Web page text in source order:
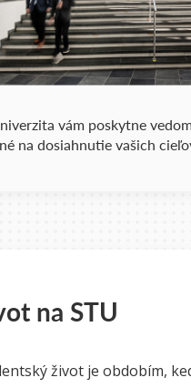
vám poskytne
na dosiahnutie vašich
na STU
život je obdobím,